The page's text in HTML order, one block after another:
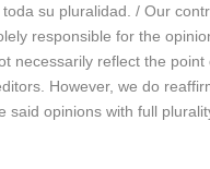
su pluralidad. / Our
responsible for the
necessarily reflect the point
However, we do
said opinions with full